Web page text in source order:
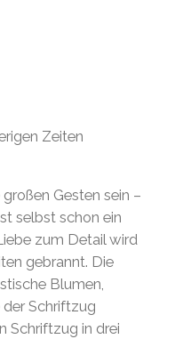
Zeiten
Gesten sein –
selbst schon ein
zum Detail wird
gebrannt. Die
Blumen,
Schriftzug
Schriftzug in drei